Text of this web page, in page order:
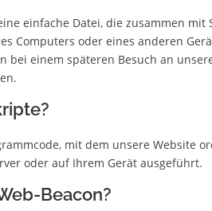
einfache Datei, die zusammen
Computers oder eines anderen
bei einem späteren Besuch an
mit dem unsere Website
oder auf Ihrem Gerät ausgeführt.
Beacon?